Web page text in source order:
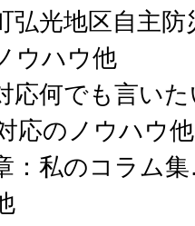
光地区自主防
ウハウ他
何でも言いた
応のノウハウ他
：私のコラム